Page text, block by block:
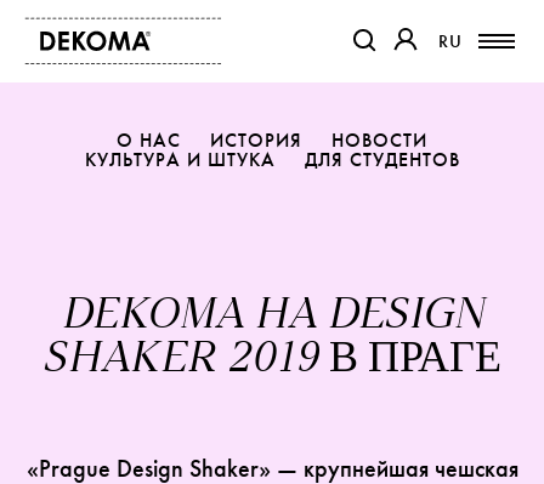
RU
RU
ПРОДУКТЫ
ПРОЕКТЫ
ПАРТНЕРЫ
О НАС ИСТОРИЯ
НОВОСТИ
КУЛЬТУРА И ШТУКА
ДЛЯ СТУДЕНТОВ
DEKOMA HA DESIGN
SHAKER 2019 В ПРАГЕ
«Prague Design Shaker» — крупнейшая чешская